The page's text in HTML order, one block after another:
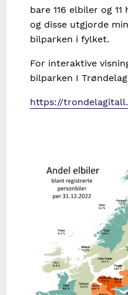
bare 116 elbiler og
og disse utgjorde
bilparken i fylket.
For interaktive
bilparken I
https://